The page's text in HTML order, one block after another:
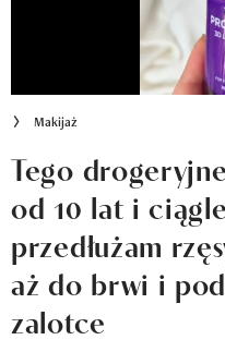
Newsy
Newsletter
Wizaz Summer Influ School
Makijaż
Tego
od 10 lat i
przedłużam
aż do brwi i
zalotce